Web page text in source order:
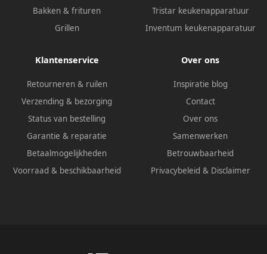
Bakken & frituren
Grillen
Tristar keukenapparatuur
Inventum keukenapparatuur
Klantenservice
Retourneren & ruilen
Verzending & bezorging
Status van bestelling
Garantie & reparatie
Betaalmogelijkheden
Voorraad & beschikbaarheid
Over ons
Inspiratie blog
Contact
Over ons
Samenwerken
Betrouwbaarheid
Privacybeleid & Disclaimer